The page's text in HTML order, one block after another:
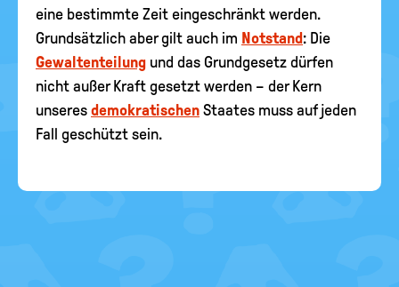
eine bestimmte Zeit eingeschränkt werden.
Grundsätzlich aber gilt auch im Notstand: Die
Gewaltenteilung und das Grundgesetz dürfen
nicht außer Kraft gesetzt werden – der Kern
unseres demokratischen Staates muss auf jeden
Fall geschützt sein.